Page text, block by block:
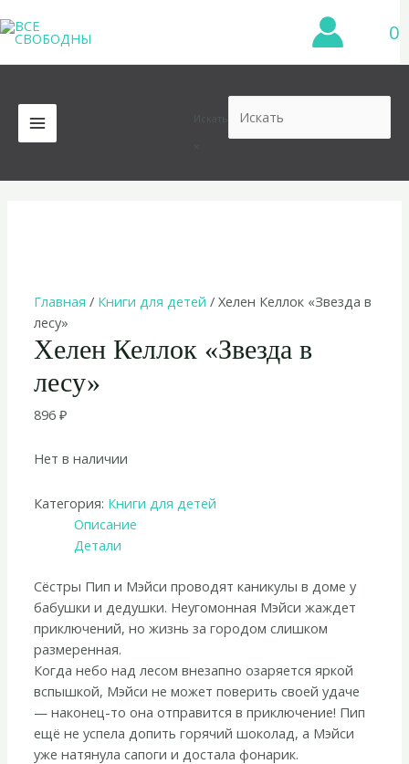
к
содержимому
0
MAIN
MENU
Главная / Книги для детей / Хелен Келлок «Звезда в
лесу»
Хелен Келлок «Звезда в
лесу»
896₽
Нет в наличии
Категория: Книги для детей
Описание
Детали
Сёстры Пип и Мэйси проводят каникулы в доме у
бабушки и дедушки. Неугомонная Мэйси жаждет
приключений, но жизнь за городом слишком
размеренная.
Когда небо над лесом внезапно озаряется яркой
вспышкой, Мэйси не может поверить своей удаче
— наконец-то она отправится в приключение! Пип
ещё не успела допить горячий шоколад, а Мэйси
уже натянула сапоги и достала фонарик.